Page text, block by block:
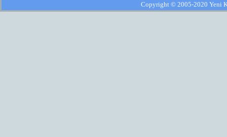
Copyright © 2005-2020 Yeni